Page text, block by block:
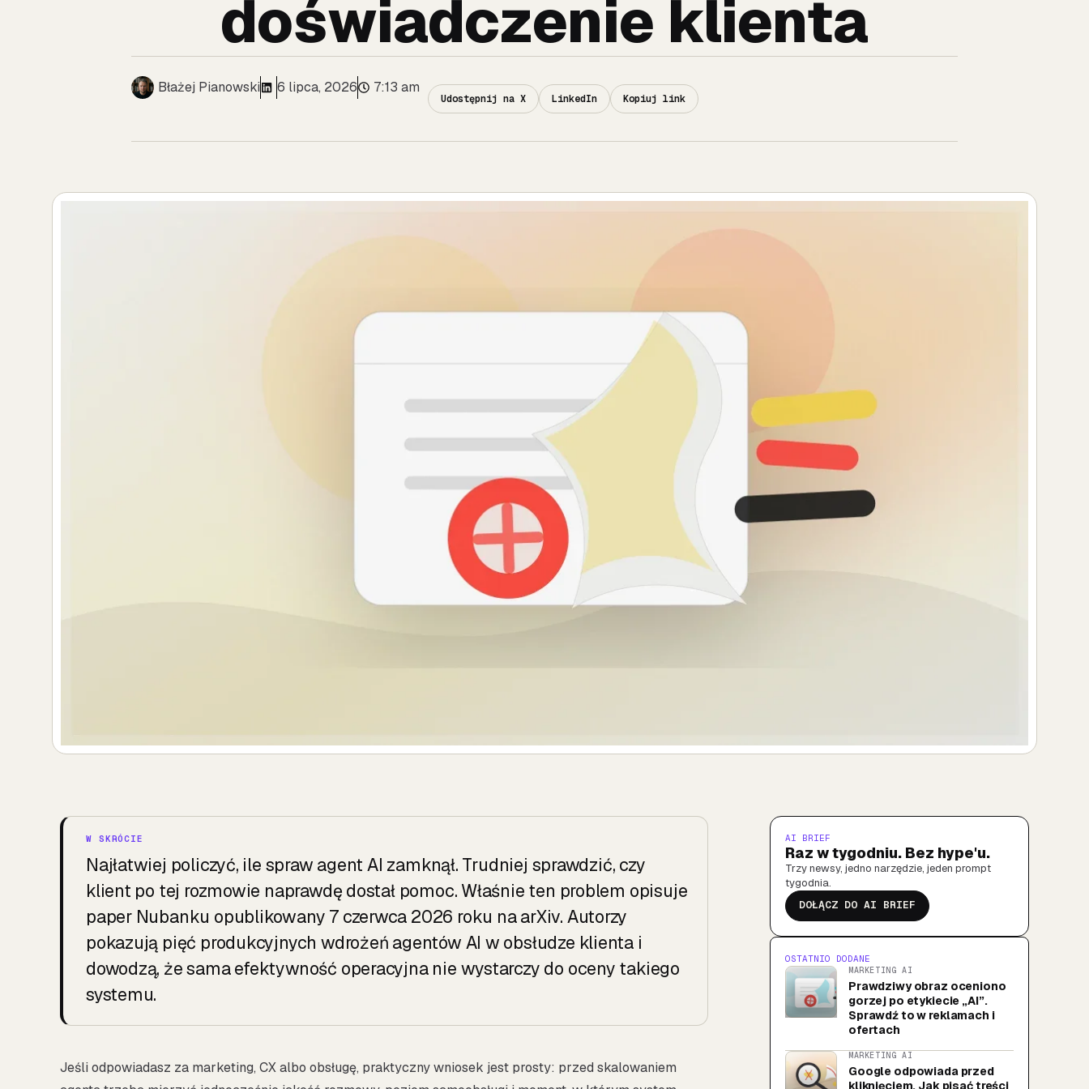
doświadczenie klienta
Błażej Pianowski 6 lipca, 2026 7:13 am
Udostępnij na X LinkedIn Kopiuj link
Najłatwiej policzyć, ile spraw agent AI zamknął. Trudniej sprawdzić, czy
klient po tej rozmowie naprawdę dostał pomoc. Właśnie ten problem opisuje
paper Nubanku opublikowany 7 czerwca 2026 roku na arXiv. Autorzy
pokazują pięć produkcyjnych wdrożeń agentów AI w obsłudze klienta i
dowodzą, że sama efektywność operacyjna nie wystarczy do oceny takiego
systemu.
Jeśli odpowiadasz za marketing, CX albo obsługę, praktyczny wniosek jest prosty: przed skalowaniem
AI BRIEF
Raz w tygodniu. Bez hype'u.
Trzy newsy, jedno narzędzie, jeden prompt
tygodnia.
DOŁĄCZ DO AI BRIEF
OSTATNIO DODANE
MARKETING AI
Prawdziwy obraz oceniono
gorzej po etykiecie „AI”.
Sprawdź to w reklamach i
ofertach
MARKETING AI
Google odpowiada przed
kliknięciem. Jak pisać treści